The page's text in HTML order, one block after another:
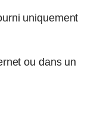
uniquement
ou dans un